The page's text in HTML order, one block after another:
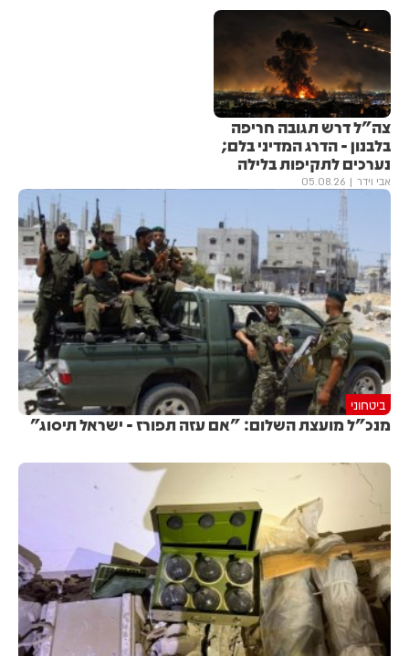
צה"ל דרש תגובה חריפה
בלבנון - הדרג המדיני בלם;
נערכים לתקיפות בלילה
אבי וידר 05.08.26
ביטחוני
מנכ"ל מועצת השלום: "אם עזה תפורז - ישראל תיסוג"